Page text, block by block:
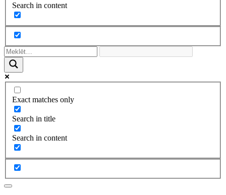
Search in content
Exact matches only
Search in title
Search in content